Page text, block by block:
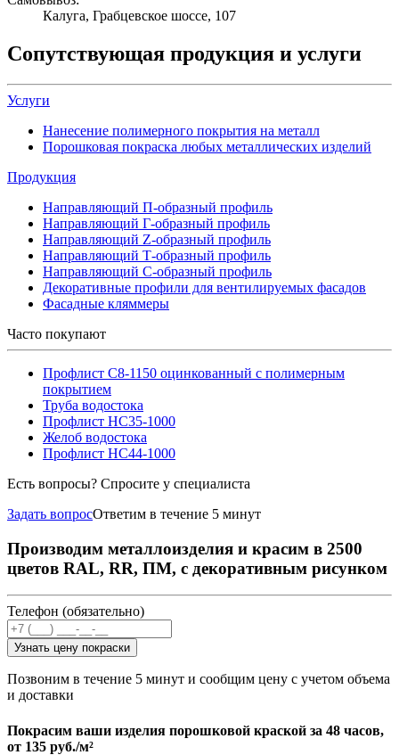
Калуга, Грабцевское шоссе, 107
Сопутствующая продукция и услуги
Услуги
Нанесение полимерного покрытия на металл
Порошковая покраска любых металлических изделий
Продукция
Направляющий П-образный профиль
Направляющий Г-образный профиль
Направляющий Z-образный профиль
Направляющий Т-образный профиль
Направляющий С-образный профиль
Декоративные профили для вентилируемых фасадов
Фасадные кляммеры
Часто покупают
Профлист С8-1150 оцинкованный с полимерным
покрытием
Труба водостока
Профлист НС35-1000
Желоб водостока
Профлист НС44-1000
Есть вопросы? Спросите у специалиста
Задать вопросОтветим в течение 5 минут
Производим металлоизделия и красим в 2500
цветов RAL, RR, ПМ, с декоративным рисунком
Телефон (обязательно)
Узнать цену покраски
Позвоним в течение 5 минут и сообщим цену с учетом объема
и доставки
Покрасим ваши изделия порошковой краской за 48 часов,
от 135 руб./м²